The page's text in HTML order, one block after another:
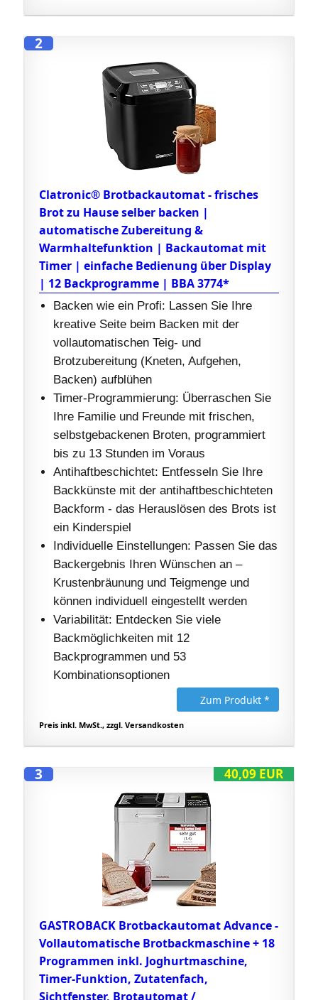
2
Clatronic® Brotbackautomat - frisches
Brot zu Hause selber backen |
automatische Zubereitung &
Warmhaltefunktion | Backautomat mit
Timer | einfache Bedienung über Display
| 12 Backprogramme | BBA 3774*
Backen wie ein Profi: Lassen Sie Ihre
kreative Seite beim Backen mit der
vollautomatischen Teig- und
Brotzubereitung (Kneten, Aufgehen,
Backen) aufblühen
Timer-Programmierung: Überraschen Sie
Ihre Familie und Freunde mit frischen,
selbstgebackenen Broten, programmiert
bis zu 13 Stunden im Voraus
Antihaftbeschichtet: Entfesseln Sie Ihre
Backkünste mit der antihaftbeschichteten
Backform - das Herauslösen des Brots ist
ein Kinderspiel
Individuelle Einstellungen: Passen Sie das
Backergebnis Ihren Wünschen an –
Krustenbräunung und Teigmenge und
können individuell eingestellt werden
Variabilität: Entdecken Sie viele
Backmöglichkeiten mit 12
Backprogrammen und 53
Kombinationsoptionen
Zum Produkt *
Preis inkl. MwSt., zzgl. Versandkosten
40,09 EUR
3
GASTROBACK Brotbackautomat Advance -
Vollautomatische Brotbackmaschine + 18
Programmen inkl. Joghurtmaschine,
Timer-Funktion, Zutatenfach,
Sichtfenster, Brotautomat /